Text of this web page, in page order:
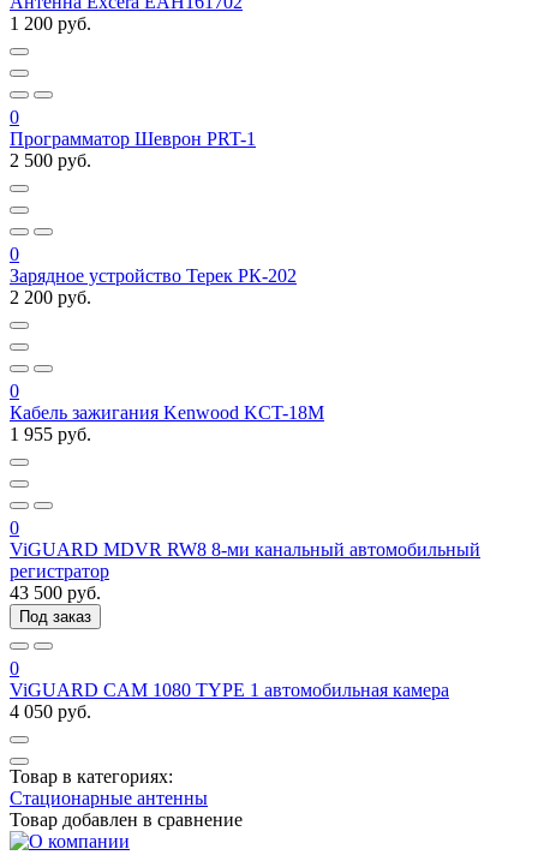
1 200 руб.
0
Программатор Шеврон PRT-1
2 500 руб.
0
Зарядное устройство Терек РК-202
2 200 руб.
0
Кабель зажигания Kenwood KCT-18M
1 955 руб.
0
ViGUARD MDVR RW8 8-ми канальный автомобильный
регистратор
43 500 руб.
Под заказ
0
ViGUARD CAM 1080 TYPE 1 автомобильная камера
4 050 руб.
Товар в категориях:
Стационарные антенны
Товар добавлен в сравнение